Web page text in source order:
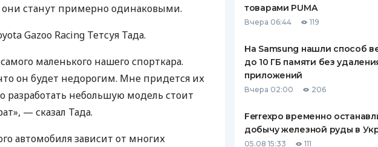
БАНКОВСКИМ КАРТАМ
ПУТЕВОДИТЕЛИ ПО
ВСЕ СТРАХОВЫЕ ПОЛИСЫ
СТРАХОВЫЕ КОМПАНИИ
КОМПАНИЯХ
они станут примерно одинаковыми.
Gazoo Racing Тетсуя Тада.
маленького нашего спорткара.
он будет недорогим. Мне придется их
разработать небольшую модель стоит
— сказал Тада.
автомобиля зависит от многих
товарами PUMA
Вчера 06:44 119
На Samsung нашли способ
до 10 ГБ памяти без
приложений
Вчера 02:00 206
Ferrexpo временно
добычу железной руды в
05.08 15:33 111